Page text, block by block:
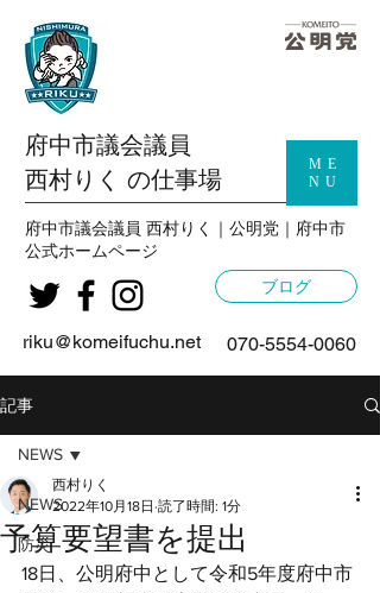
ME
NU
府中市議会議員
西村りく の仕事場
府中市議会議員 西村りく｜公明党｜府中市
公式ホームページ
riku@komeifuchu.net
ブログ
070-5554-0060
記事
NEWS
防災
NEWS
予算要望書を提出
西村りく
2022年10月18日 読了時間: 1分
18日、公明府中として令和5年度府中市